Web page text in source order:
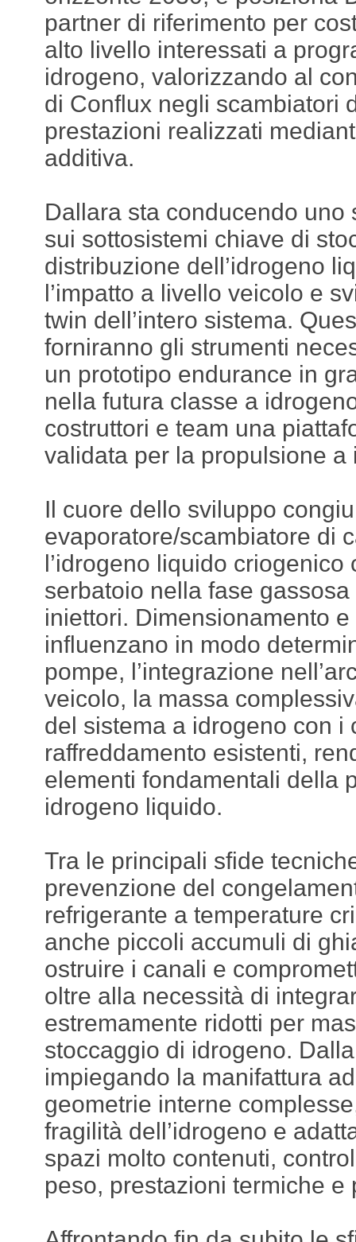
partner di riferimento per
alto livello interessati a
idrogeno, valorizzando al
di Conflux negli scambiatori
prestazioni realizzati
additiva.
Dallara sta conducendo uno
sui sottosistemi chiave di
distribuzione dell’idrogeno
l’impatto a livello veicolo e
twin dell’intero sistema.
forniranno gli strumenti
un prototipo endurance in
nella futura classe a
costruttori e team una
validata per la propulsione a
Il cuore dello sviluppo
evaporatore/scambiatore di
l’idrogeno liquido criogenico
serbatoio nella fase
iniettori. Dimensionamento
influenzano in modo
pompe, l’integrazione
veicolo, la massa
del sistema a idrogeno con i
raffreddamento esistenti,
elementi fondamentali della
idrogeno liquido.
Tra le principali sfide
prevenzione del
refrigerante a temperature
anche piccoli accumuli di
ostruire i canali e
oltre alla necessità di
estremamente ridotti per
stoccaggio di idrogeno.
impiegando la manifattura
geometrie interne
fragilità dell’idrogeno e
spazi molto contenuti,
peso, prestazioni termiche e